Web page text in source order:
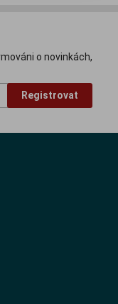
o novinkách,
Registrovat